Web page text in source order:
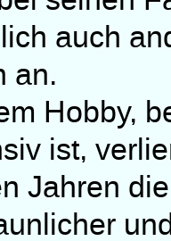
auch
an.
Hobby,
ist,
Jahren